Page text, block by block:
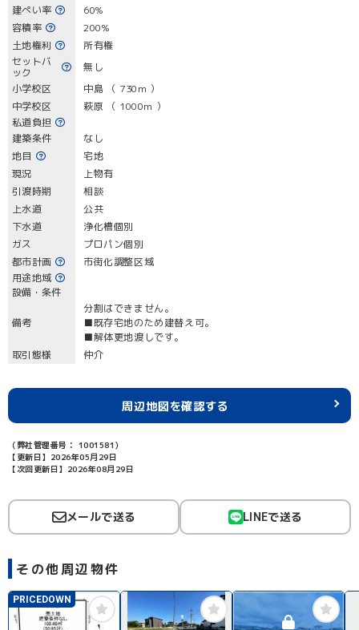
建ぺい率
60%
容積率
200%
土地権利
所有権
セットバ
ック
無し
小学校区
中島 （ 730m ）
中学校区
萩原 （ 1000m ）
私道負担
建築条件
なし
地目
宅地
現況
上物有
引渡時期
相談
上水道
公共
下水道
浄化槽個別
ガス
プロパン個別
都市計画
市街化調整区域
用途地域
設備・条件
備考
分割はできません。
■既存宅地のため建替え可。
■解体更地渡しです。
取引態様
仲介
周辺地図を確認する
（弊社管理番号： 1001581）
【更新日】2026年05月29日
【次回更新日】2026年08月29日
メールで送る LINEで送る
その他周辺物件
PRICEDOWN